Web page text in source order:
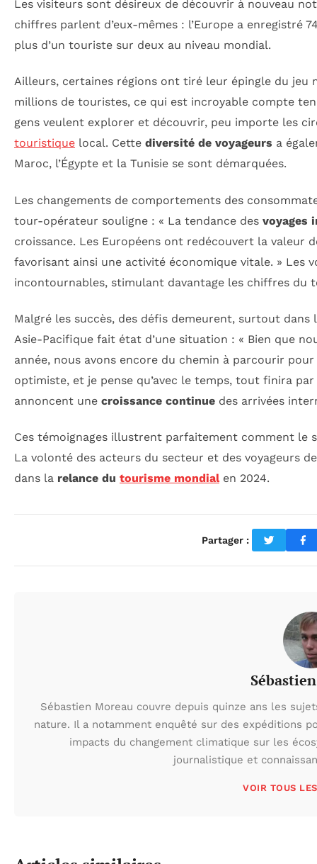
Les visiteurs sont désireux de découvrir à nouveau
chiffres parlent d’eux-mêmes : l’Europe a enregistré
plus d’un touriste sur deux au niveau mondial.
Ailleurs, certaines régions ont tiré leur épingle du jeu
millions de touristes, ce qui est incroyable compte
gens veulent explorer et découvrir, peu importe les
touristique local. Cette diversité de voyageurs a
Maroc, l’Égypte et la Tunisie se sont démarquées.
Les changements de comportements des
tour-opérateur souligne : « La tendance des voyages
croissance. Les Européens ont redécouvert la valeur
favorisant ainsi une activité économique vitale. » Les
incontournables, stimulant davantage les chiffres du
Malgré les succès, des défis demeurent, surtout
Asie-Pacifique fait état d’une situation : « Bien que
année, nous avons encore du chemin à parcourir
optimiste, et je pense qu’avec le temps, tout finira
annoncent une croissance continue des arrivées
Ces témoignages illustrent parfaitement comment le
La volonté des acteurs du secteur et des voyageurs
dans la relance du tourisme mondialen 2024.
Partager :
Sébastien Moreau couvre depuis quinze ans les
nature. Il a notamment enquêté sur des expéditions
impacts du changement climatique sur les
journalistique et
VOIR TOUS